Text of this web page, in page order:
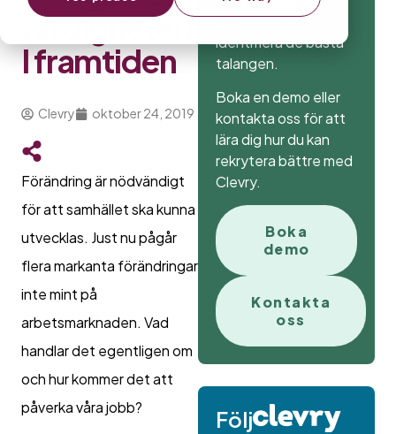
färdigheterna
I framtiden
Clevry oktober 24, 2019
Förändring är nödvändigt
för att samhället ska kunna
utvecklas. Just nu pågår
flera markanta förändringar
inte mint på
arbetsmarknaden. Vad
handlar det egentligen om
och hur kommer det att
påverka våra jobb?
behöver för att
identifiera de bästa
talangen.
Boka en demo eller
kontakta oss för att
lära dig hur du kan
rekrytera bättre med
Clevry.
Boka
demo
Kontakta
oss
Följ